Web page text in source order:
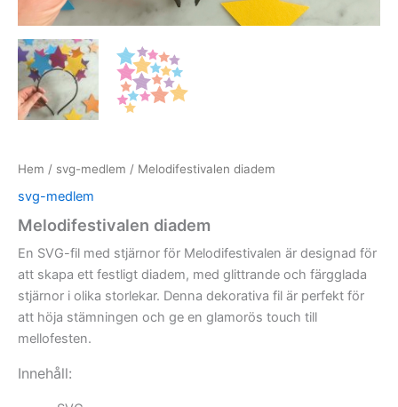
Hem / svg-medlem / Melodifestivalen diadem
svg-medlem
Melodifestivalen diadem
En SVG-fil med stjärnor för Melodifestivalen är designad för
att skapa ett festligt diadem, med glittrande och färgglada
stjärnor i olika storlekar. Denna dekorativa fil är perfekt för
att höja stämningen och ge en glamorös touch till
mellofesten.
Innehåll: